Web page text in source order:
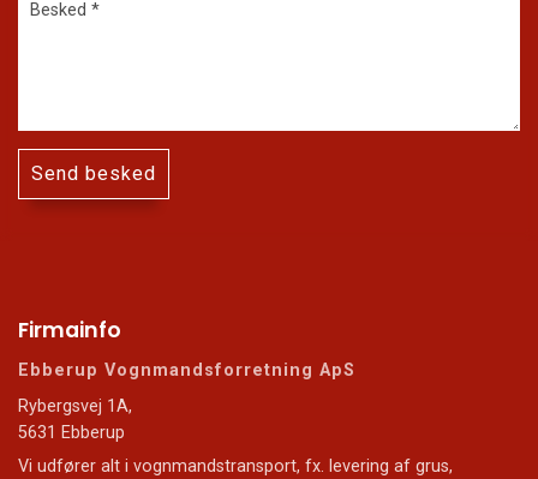
Firmainfo
Ebberup Vognmandsforretning ApS
Rybergsvej 1A,
5631 Ebberup
Vi udfører alt i vognmandstransport, fx. levering af grus,